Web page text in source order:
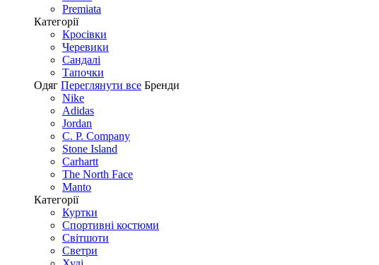
Premiata
Категорії
Кросівки
Черевики
Сандалі
Tапочки
Одяг Переглянути все Бренди
Nike
Adidas
Jordan
C. P. Company
Stone Island
Carhartt
The North Face
Manto
Категорії
Куртки
Спортивні костюми
Світшоти
Светри